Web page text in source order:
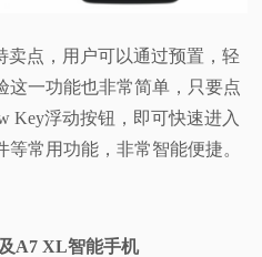
卖点，用户可以通过预置，轻
这一功能也非常简单，只要点
Key浮动按钮，即可快速进入
常用功能，非常智能便捷。
A7 XL智能手机